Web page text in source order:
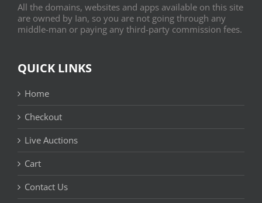
All the domains, websites and apps available on this site
are owned by Ian, so you are not going through any
middle-man or paying any third-party commission fees.
QUICK LINKS
Home
Checkout
Live Auctions
Cart
Contact Us